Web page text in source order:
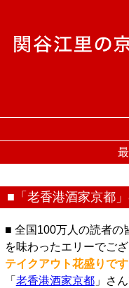
■「老香港酒家京都
■ 全国100万人の読者の
を味わったエリーでござ
テイクアウト花盛りで
「 老香港酒家京都」さ